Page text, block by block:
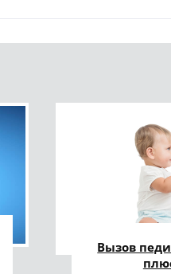
Вызов